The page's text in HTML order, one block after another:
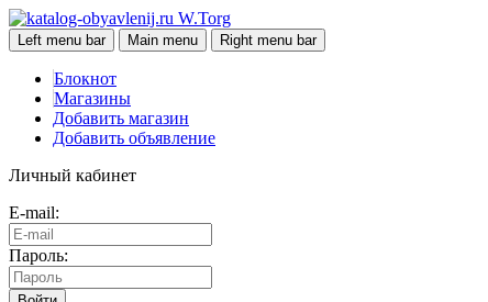
W.Torg
Left menu bar Main menu Right menu bar
Блокнот
Магазины
Добавить магазин
Добавить объявление
Личный кабинет
E-mail:
Пароль: